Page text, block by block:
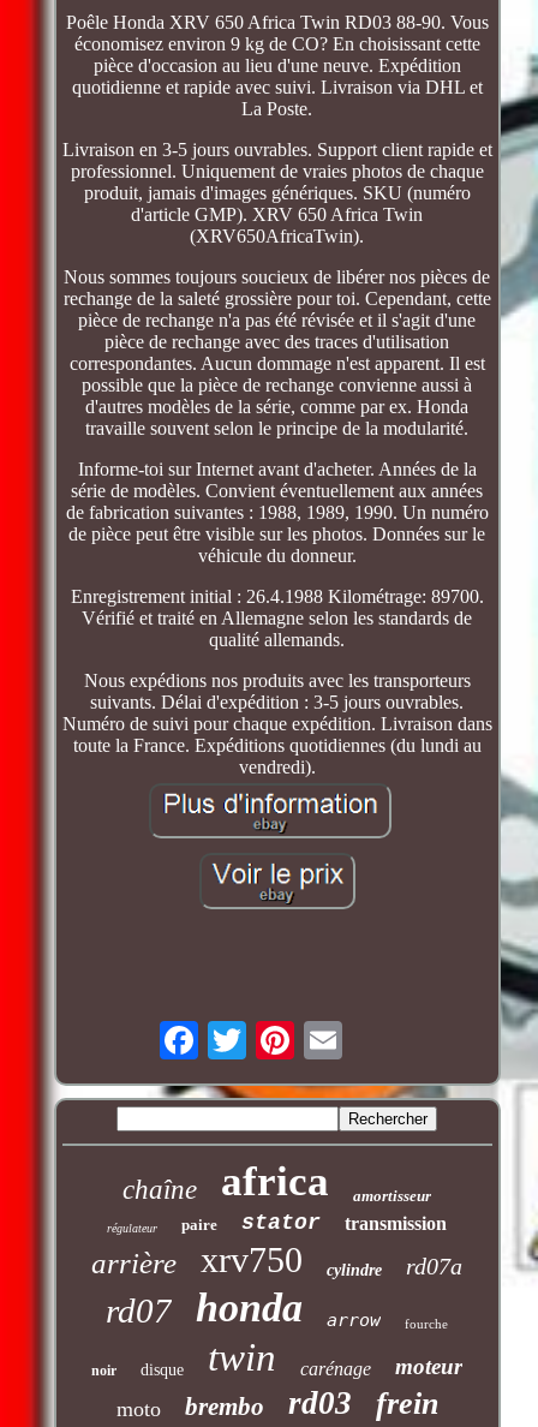
Poêle Honda XRV 650 Africa Twin RD03 88-90. Vous
économisez environ 9 kg de CO? En choisissant cette
pièce d'occasion au lieu d'une neuve. Expédition
quotidienne et rapide avec suivi. Livraison via DHL et
La Poste.
Livraison en 3-5 jours ouvrables. Support client rapide et
professionnel. Uniquement de vraies photos de chaque
produit, jamais d'images génériques. SKU (numéro
d'article GMP). XRV 650 Africa Twin
(XRV650AfricaTwin).
Nous sommes toujours soucieux de libérer nos pièces de
rechange de la saleté grossière pour toi. Cependant, cette
pièce de rechange n'a pas été révisée et il s'agit d'une
pièce de rechange avec des traces d'utilisation
correspondantes. Aucun dommage n'est apparent. Il est
possible que la pièce de rechange convienne aussi à
d'autres modèles de la série, comme par ex. Honda
travaille souvent selon le principe de la modularité.
Informe-toi sur Internet avant d'acheter. Années de la
série de modèles. Convient éventuellement aux années
de fabrication suivantes : 1988, 1989, 1990. Un numéro
de pièce peut être visible sur les photos. Données sur le
véhicule du donneur.
Enregistrement initial : 26.4.1988 Kilométrage: 89700.
Vérifié et traité en Allemagne selon les standards de
qualité allemands.
Nous expédions nos produits avec les transporteurs
suivants. Délai d'expédition : 3-5 jours ouvrables.
Numéro de suivi pour chaque expédition. Livraison dans
toute la France. Expéditions quotidiennes (du lundi au
vendredi).
chaîne africa amortisseur
régulateur paire stator transmission
arrière xrv750 cylindre rd07a
rd07 honda arrow fourche
noir disque twin carénage moteur
moto brembo rd03 frein